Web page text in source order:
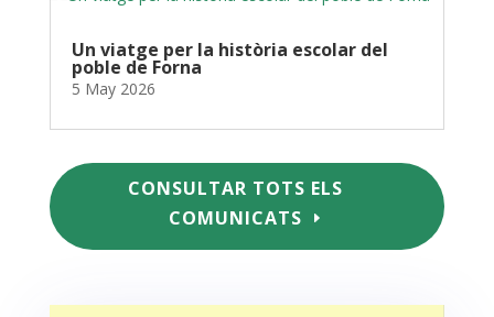
Un viatge per la història escolar del
poble de Forna
5 May 2026
CONSULTAR TOTS ELS
COMUNICATS